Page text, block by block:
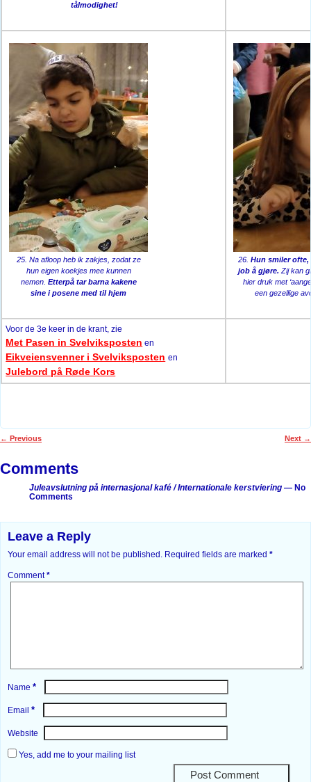
tålmodighet!
25. Na afloop heb ik zakjes, zodat ze
hun eigen koekjes mee kunnen
nemen. Etterpå tar barna kakene
sine i posene med til hjem
26. Hun smiler ofte,
job å gjøre. Zij kan
hier druk met
een gezellige
Voor de 3e keer in de krant, zie
Met Pasen in Svelviksposten en
Eikveiensvenner i Svelviksposten en
Julebord på Røde Kors
← Previous Next →
Comments
Juleavslutning på internasjonal kafé / Internationale kerstviering — No
Comments
Leave a Reply
Your email address will not be published. Required fields are marked *
Comment*
Name *
Email *
Website
Yes, add me to your mailing list